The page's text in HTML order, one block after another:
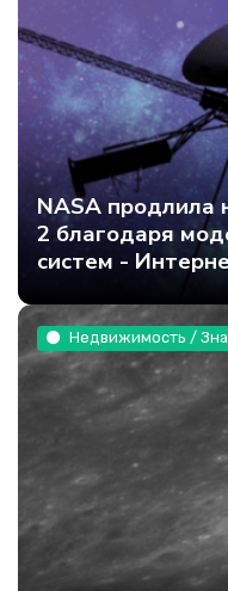
NASA продлила
2 благодаря
систем -
Недвижимость /